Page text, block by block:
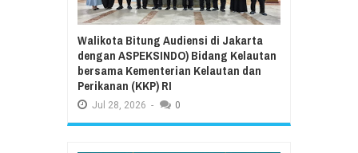
Walikota Bitung Audiensi di Jakarta
dengan ASPEKSINDO) Bidang Kelautan
bersama Kementerian Kelautan dan
Perikanan (KKP) RI
Jul 28, 2026 - 0